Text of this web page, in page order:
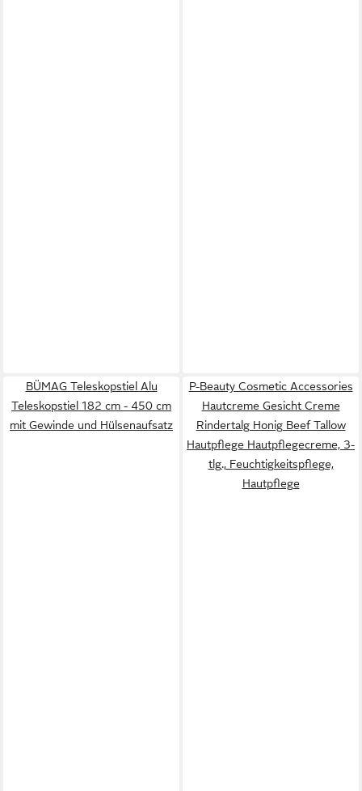
BÜMAG Teleskopstiel Alu
Teleskopstiel 182 cm - 450 cm
mit Gewinde und Hülsenaufsatz
P-Beauty Cosmetic Accessories
Hautcreme Gesicht Creme
Rindertalg Honig Beef Tallow
Hautpflege Hautpflegecreme, 3-
tlg., Feuchtigkeitspflege,
Hautpflege